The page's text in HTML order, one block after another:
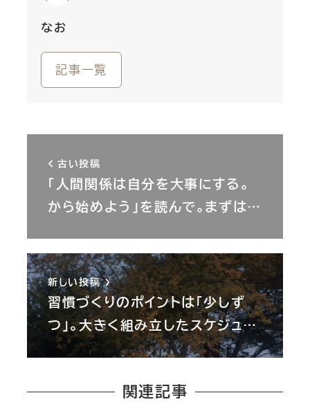
なお
記事一覧
古い投稿
「人間関係は自分を大事にする。
から始めよう」を読んで。まずは…
新しい投稿
習慣づくりのポイントは「少しず
つ」。大きく組み立したスケジュ…
関連記事